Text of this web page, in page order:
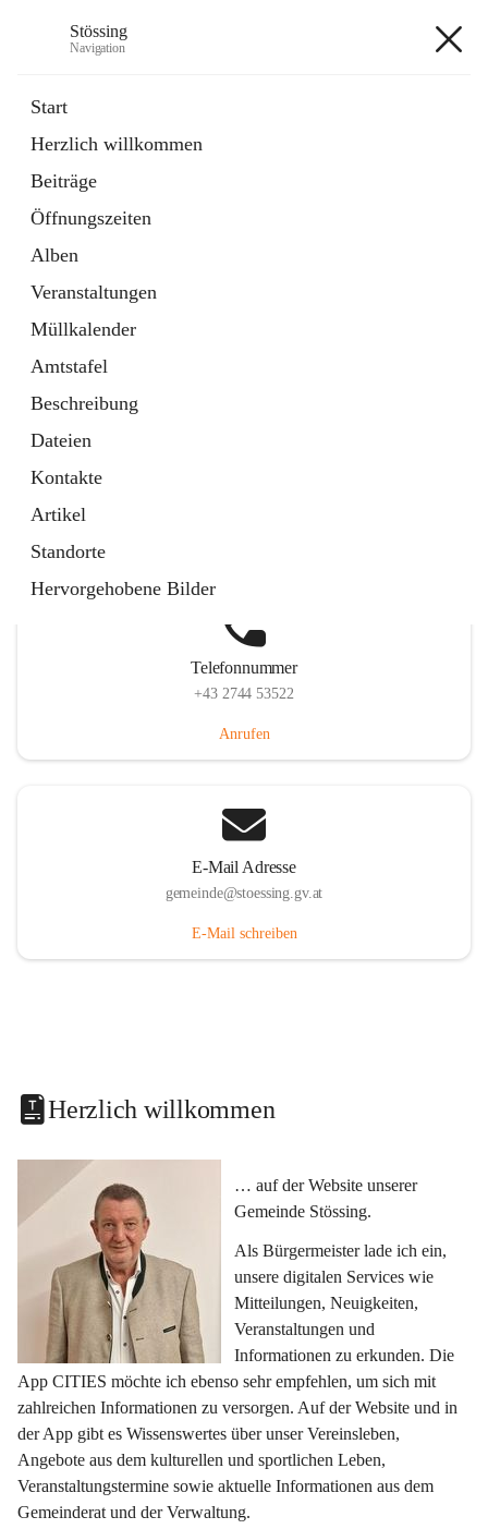
Stössing
Navigation
Start
Herzlich willkommen
Beiträge
Öffnungszeiten
Alben
Veranstaltungen
Müllkalender
Amtstafel
Beschreibung
Dateien
Kontakte
Artikel
Standorte
Hervorgehobene Bilder
Datei
in
Tab
Kindergarten
öffnet
in
neuem
Tab
Telefonnummer
+43 2744 53522
Anrufen
E-Mail Adresse
gemeinde@stoessing.gv.at
E-Mail schreiben
Herzlich willkommen
… auf der Website unserer
Gemeinde Stössing.
Als Bürgermeister lade ich ein,
unsere digitalen Services wie
Mitteilungen, Neuigkeiten,
Veranstaltungen und
Informationen zu erkunden. Die
App CITIES möchte ich ebenso sehr empfehlen, um sich mit
zahlreichen Informationen zu versorgen. Auf der Website und in
der App gibt es Wissenswertes über unser Vereinsleben,
Angebote aus dem kulturellen und sportlichen Leben,
Veranstaltungstermine sowie aktuelle Informationen aus dem
Gemeinderat und der Verwaltung.